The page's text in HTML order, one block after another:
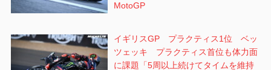
MotoGP
イギリスGP プラクティス1位 ベッ
ツェッキ プラクティス首位も体力面
に課題「5周以上続けてタイムを維持